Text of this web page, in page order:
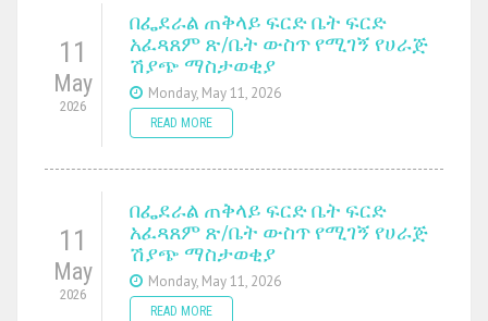
11
May
2026
በፌደራል ጠቅላይ ፍርድ ቤት ፍርድ
አፈጻጸም ጽ/ቤት ውስጥ የሚገኝ የሀራጅ
ሽያጭ ማስታወቂያ
Monday, May 11, 2026
READ MORE
11
May
2026
በፌደራል ጠቅላይ ፍርድ ቤት ፍርድ
አፈጻጸም ጽ/ቤት ውስጥ የሚገኝ የሀራጅ
ሽያጭ ማስታወቂያ
Monday, May 11, 2026
READ MORE